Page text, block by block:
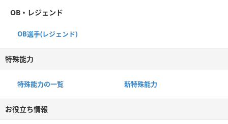
OB・レジェンド
OB選手(レジェンド)
特殊能力
特殊能力の一覧 新特殊能力
お役立ち情報